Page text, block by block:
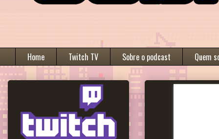
Home Twitch TV Sobre o podcast Quem